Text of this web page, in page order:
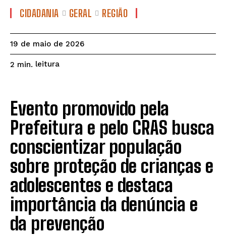
CIDADANIA GERAL REGIÃO
19 de maio de 2026
2 min. leitura
Evento promovido pela
Prefeitura e pelo CRAS busca
conscientizar população
sobre proteção de crianças e
adolescentes e destaca
importância da denúncia e
da prevenção